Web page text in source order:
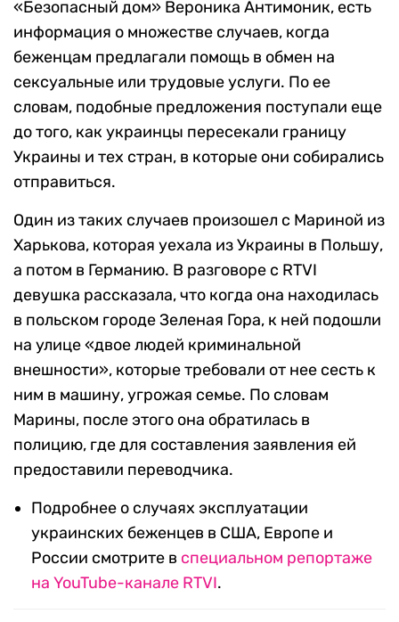
«Безопасный дом» Вероника Антимоник, есть
информация о множестве случаев, когда
беженцам предлагали помощь в обмен на
сексуальные или трудовые услуги. По ее
словам, подобные предложения поступали еще
до того, как украинцы пересекали границу
Украины и тех стран, в которые они собирались
отправиться.
Один из таких случаев произошел с Мариной из
Харькова, которая уехала из Украины в Польшу,
а потом в Германию. В разговоре с RTVI
девушка рассказала, что когда она находилась
в польском городе Зеленая Гора, к ней подошли
на улице «двое людей криминальной
внешности», которые требовали от нее сесть к
ним в машину, угрожая семье. По словам
Марины, после этого она обратилась в
полицию, где для составления заявления ей
предоставили переводчика.
Подробнее о случаях эксплуатации
украинских беженцев в США, Европе и
России смотрите в специальном репортаже
на YouTube-канале RTVI.